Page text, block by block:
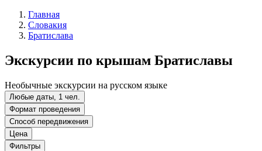
Главная
Словакия
Братислава
Экскурсии по крышам Братиславы
Необычные экскурсии на русском языке
Любые даты, 1 чел.
Формат проведения
Способ передвижения
Цена
Фильтры